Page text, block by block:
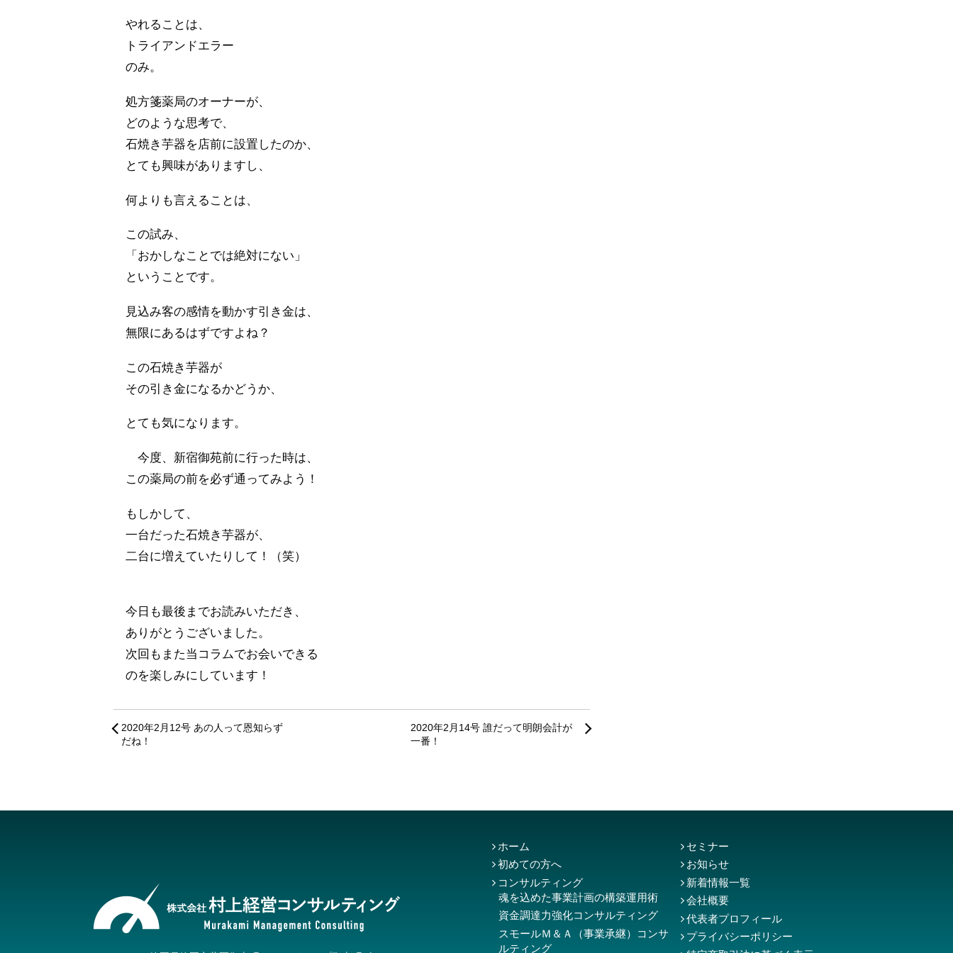
やれることは、
トライアンドエラー
のみ。
処方箋薬局のオーナーが、
どのような思考で、
石焼き芋器を店前に設置したのか、
とても興味がありますし、
何よりも言えることは、
この試み、
「おかしなことでは絶対にない」
ということです。
見込み客の感情を動かす引き金は、
無限にあるはずですよね？
この石焼き芋器が
その引き金になるかどうか、
とても気になります。
今度、新宿御苑前に行った時は、
この薬局の前を必ず通ってみよう！
もしかして、
一台だった石焼き芋器が、
二台に増えていたりして！（笑）
今日も最後までお読みいただき、
ありがとうございました。
次回もまた当コラムでお会いできる
のを楽しみにしています！
2020年2月12号 あの人って恩知らず
だね！
2020年2月14号 誰だって明朗会計が
一番！
ホーム
初めての方へ
コンサルティング
魂を込めた事業計画の構築運用術
資金調達力強化コンサルティング
スモールＭ＆Ａ（事業承継）コンサ
ルティング
セミナー
お知らせ
新着情報一覧
会社概要
代表者プロフィール
プライバシーポリシー